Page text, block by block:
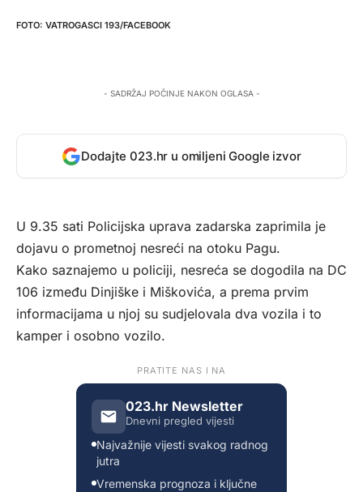
VATROGASCI 193/FACEBOOK
- SADRŽAJ POČINJE NAKON OGLASA -
Dodajte 023.hr u omiljeni Google izvor
U 9.35 sati Policijska uprava zadarska zaprimila je
dojavu o prometnoj nesreći na otoku Pagu.
Kako saznajemo u policiji, nesreća se dogodila na DC
106 između Dinjiške i Miškovića, a prema prvim
informacijama u njoj su sudjelovala dva vozila i to
kamper i osobno vozilo.
PRATITE NAS I NA
023.hr Newsletter
Dnevni pregled vijesti
Najvažnije vijesti svakog radnog
jutra
Vremenska prognoza i ključne